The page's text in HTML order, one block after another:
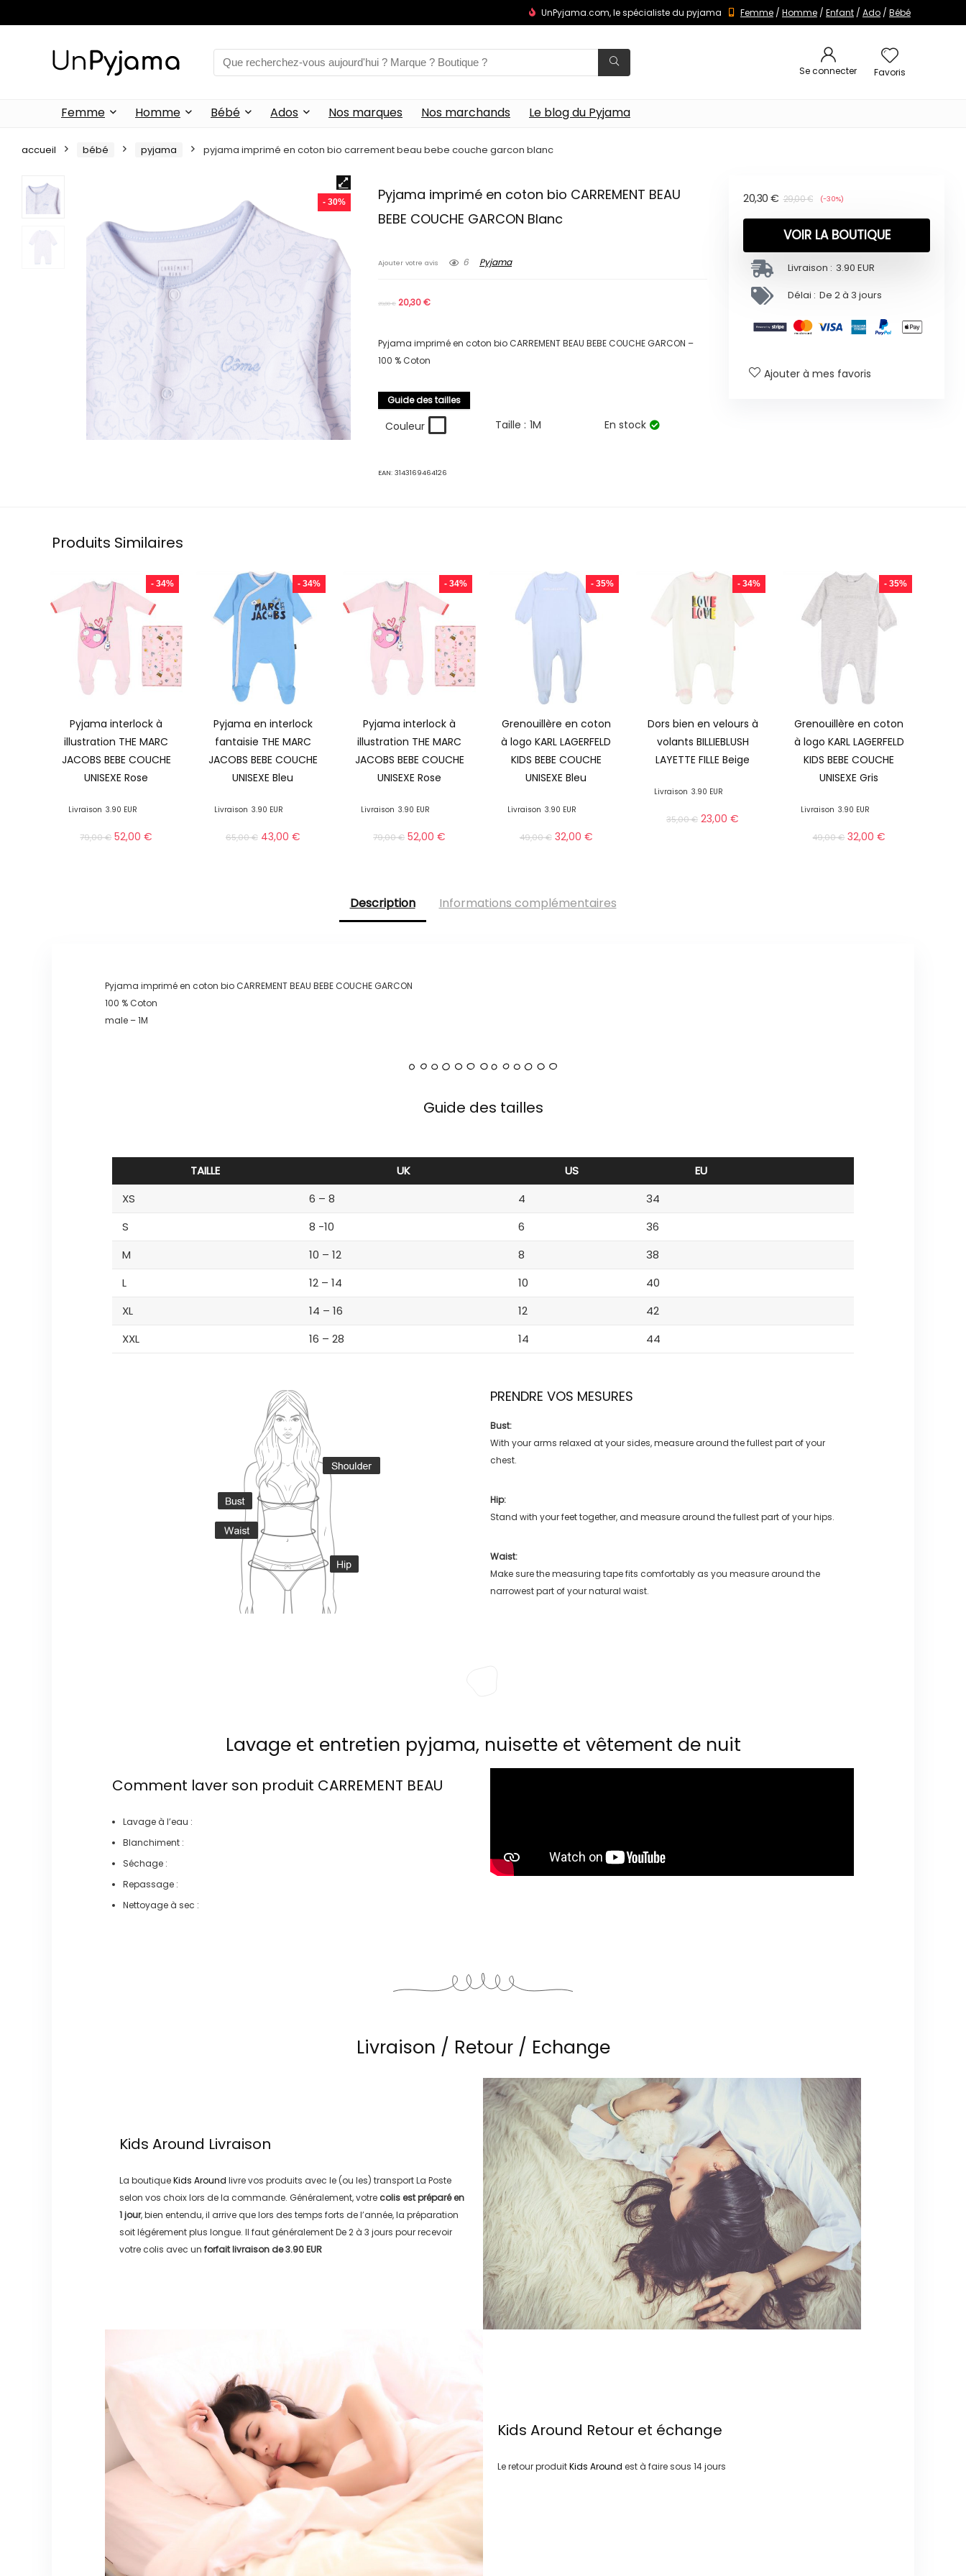
UnPyjama.com, le spécialiste du pyjama Femme / Homme / Enfant / Ado / Bébé
Se connecter Favoris
Femme Homme Bébé Ados Nos marques Nos marchands Le blog du Pyjama
accueil bébé pyjama pyjama imprimé en coton bio carrement beau bebe couche garcon blanc
- 30%
Pyjama imprimé en coton bio CARREMENT BEAU
BEBE COUCHE GARCON Blanc
Ajouter votre avis 6 Pyjama
29,00€ 20,30€
Pyjama imprimé en coton bio CARREMENT BEAU BEBE COUCHE GARCON –
100 % Coton
Guide des tailles
Couleur Taille : 1M En stock
EAN:3143169464126
29,00€
20,30 € (-30%)
VOIR LA BOUTIQUE
Livraison : 3.90 EUR
Délai : De 2 à 3 jours
Ajouter à mes favoris
Produits Similaires
- 34%
Pyjama interlock à
illustration THE MARC
JACOBS BEBE COUCHE
UNISEXE Rose
Livraison 3.90 EUR
79,00€ 52,00€
- 34%
Pyjama en interlock
fantaisie THE MARC
JACOBS BEBE COUCHE
UNISEXE Bleu
Livraison 3.90 EUR
65,00€ 43,00 €
- 34%
Pyjama interlock à
illustration THE MARC
JACOBS BEBE COUCHE
UNISEXE Rose
Livraison 3.90 EUR
79,00€ 52,00€
- 35%
Grenouillère en coton
à logo KARL LAGERFELD
KIDS BEBE COUCHE
UNISEXE Bleu
Livraison 3.90 EUR
49,00€ 32,00 €
- 34%
Dors bien en velours à
volants BILLIEBLUSH
LAYETTE FILLE Beige
Livraison 3.90 EUR
35,00€ 23,00€
- 35%
Grenouillère en coton
à logo KARL LAGERFELD
KIDS BEBE COUCHE
UNISEXE Gris
Livraison 3.90 EUR
49,00€ 32,00€
Description Informations complémentaires
Pyjama imprimé en coton bio CARREMENT BEAU BEBE COUCHE GARCON
100 % Coton
male – 1M
Guide des tailles
TAILLE UK US
EU
XS
6 – 8 4
34
S
8 -10 6
36
M
10 – 12 8
38
L
12 – 14 10
40
XL
14 – 16 12
42
XXL
16 – 28 14 44
PRENDRE VOS MESURES
Bust:
With your arms relaxed at your sides, measure around the fullest part of your
chest.
Hip:
Stand with your feet together, and measure around the fullest part of your hips.
Waist:
Make sure the measuring tape fits comfortably as you measure around the
narrowest part of your natural waist.
Lavage et entretien pyjama, nuisette et vêtement de nuit
Comment laver son produit CARREMENT BEAU
Lavage à l’eau :
Blanchiment :
Séchage :
Repassage :
Nettoyage à sec :
Livraison / Retour / Echange
Kids Around Livraison
La boutiqueKids Around livre vos produits avec le (ou les) transportLa Poste
selon vos choix lors de la commande. Généralement, votre colis est préparé en
1 jour, bien entendu, il arrive que lors des temps forts de l’année, la préparation
soit légérement plus longue. Il faut généralementDe 2 à 3 jours pour recevoir
votre colis avec un forfait livraison de3.90 EUR
Kids Around Retour et échange
Le retour produitKids Around est à faire sous 14 jours